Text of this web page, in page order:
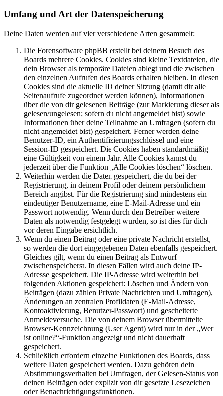
Umfang und Art der Datenspeicherung
Deine Daten werden auf vier verschiedene Arten gesammelt:
Die Forensoftware phpBB erstellt bei deinem Besuch des
Boards mehrere Cookies. Cookies sind kleine Textdateien, die
dein Browser als temporäre Dateien ablegt und die zwischen
den einzelnen Aufrufen des Boards erhalten bleiben. In diesen
Cookies sind die aktuelle ID deiner Sitzung (damit dir alle
Seitenaufrufe zugeordnet werden können), Informationen
über die von dir gelesenen Beiträge (zur Markierung dieser als
gelesen/ungelesen; sofern du nicht angemeldet bist) sowie
Informationen über deine Teilnahme an Umfragen (sofern du
nicht angemeldet bist) gespeichert. Ferner werden deine
Benutzer-ID, ein Authentifizierungsschlüssel und eine
Session-ID gespeichert. Die Cookies haben standardmäßig
eine Gültigkeit von einem Jahr. Alle Cookies kannst du
jederzeit über die Funktion „Alle Cookies löschen“ löschen.
Weiterhin werden die Daten gespeichert, die du bei der
Registrierung, in deinem Profil oder deinem persönlichem
Bereich angibst. Für die Registrierung sind mindestens ein
eindeutiger Benutzername, eine E-Mail-Adresse und ein
Passwort notwendig. Wenn durch den Betreiber weitere
Daten als notwendig festgelegt wurden, so ist dies für dich
vor deren Eingabe ersichtlich.
Wenn du einen Beitrag oder eine private Nachricht erstellst,
so werden die dort eingegebenen Daten ebenfalls gespeichert.
Gleiches gilt, wenn du einen Beitrag als Entwurf
zwischenspeicherst. In diesen Fällen wird auch deine IP-
Adresse gespeichert. Die IP-Adresse wird weiterhin bei
folgenden Aktionen gespeichert: Löschen und Ändern von
Beiträgen (dazu zählen Private Nachrichten und Umfragen),
Änderungen an zentralen Profildaten (E-Mail-Adresse,
Kontoaktivierung, Benutzer-Passwort) und gescheiterte
Anmeldeversuche. Die von deinem Browser übermittelte
Browser-Kennzeichnung (User Agent) wird nur in der „Wer
ist online?“-Funktion angezeigt und nicht dauerhaft
gespeichert.
Schließlich erfordern einzelne Funktionen des Boards, dass
weitere Daten gespeichert werden. Dazu gehören dein
Abstimmungsverhalten bei Umfragen, der Gelesen-Status von
deinen Beiträgen oder explizit von dir gesetzte Lesezeichen
oder Benachrichtigungsfunktionen.